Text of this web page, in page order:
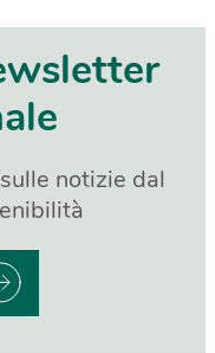
notizie dal